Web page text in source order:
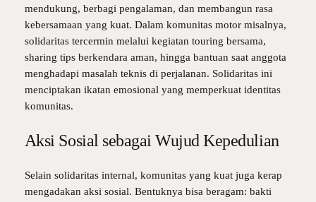
mendukung, berbagi pengalaman, dan membangun rasa
kebersamaan yang kuat. Dalam komunitas motor misalnya,
solidaritas tercermin melalui kegiatan touring bersama,
sharing tips berkendara aman, hingga bantuan saat anggota
menghadapi masalah teknis di perjalanan. Solidaritas ini
menciptakan ikatan emosional yang memperkuat identitas
komunitas.
Aksi Sosial sebagai Wujud Kepedulian
Selain solidaritas internal, komunitas yang kuat juga kerap
mengadakan aksi sosial. Bentuknya bisa beragam: bakti